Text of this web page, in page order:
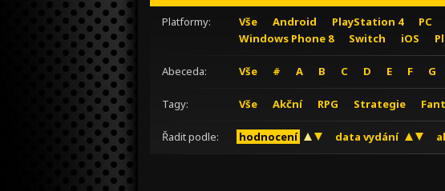
Platformy: Vše Android PlayStation 4 PC
Windows Phone 8
Switch iOS
Abeceda: Vše # A B C D E F G
Tagy: Vše Akční RPG Strategie
Řadit podle: hodnocení data vydání